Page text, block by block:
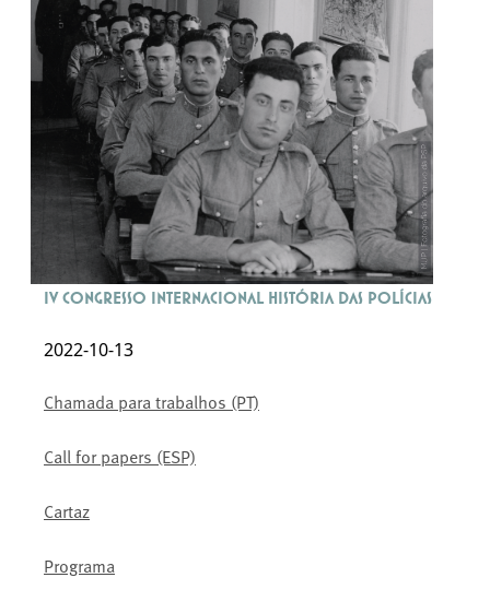
IV Congresso Internacional História das Polícias
2022-10-13
Chamada para trabalhos (PT)
Call for papers (ESP)
Cartaz
Programa